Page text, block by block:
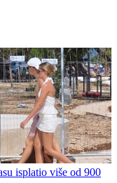
isplatio više od 900